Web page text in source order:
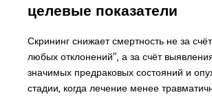
целевые показатели
Скрининг снижает смертность не за
любых отклонений", а за счёт
значимых предраковых состояний и
стадии, когда лечение менее